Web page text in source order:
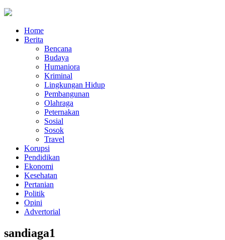
Home
Berita
Bencana
Budaya
Humaniora
Kriminal
Lingkungan Hidup
Pembangunan
Olahraga
Peternakan
Sosial
Sosok
Travel
Korupsi
Pendidikan
Ekonomi
Kesehatan
Pertanian
Politik
Opini
Advertorial
sandiaga1